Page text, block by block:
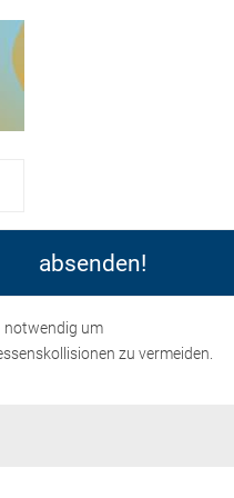
notwendig um
zu vermeiden.